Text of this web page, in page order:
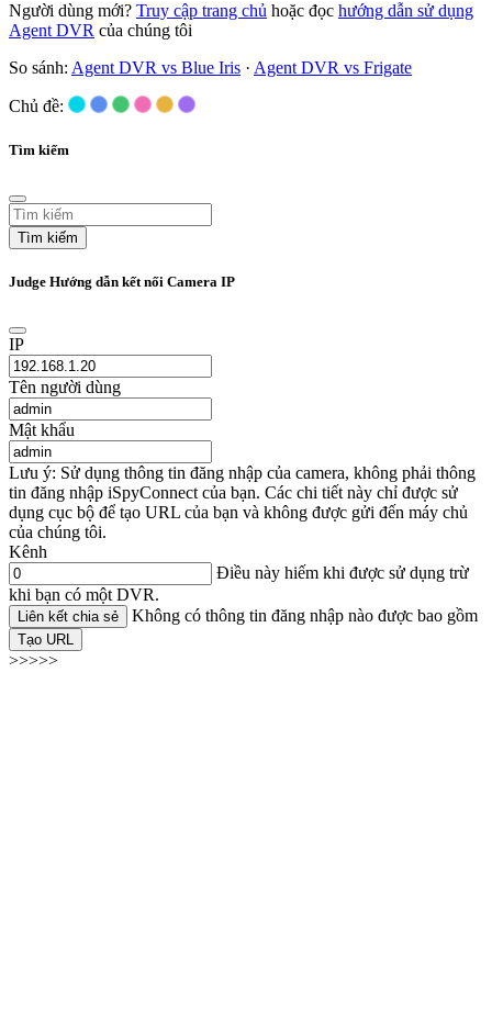
Người dùng mới? Truy cập trang chủ hoặc đọc hướng dẫn sử dụng
Agent DVR của chúng tôi
So sánh: Agent DVR vs Blue Iris · Agent DVR vs Frigate
Chủ đề:
Tìm kiếm
Tìm kiếm
Judge Hướng dẫn kết nối Camera IP
IP
Tên người dùng
Mật khẩu
Lưu ý: Sử dụng thông tin đăng nhập của camera, không phải thông
tin đăng nhập iSpyConnect của bạn. Các chi tiết này chỉ được sử
dụng cục bộ để tạo URL của bạn và không được gửi đến máy chủ
của chúng tôi.
Kênh
Điều này hiếm khi được sử dụng trừ
khi bạn có một DVR.
Liên kết chia sẻ Không có thông tin đăng nhập nào được bao gồm
Tạo URL
>>>>>